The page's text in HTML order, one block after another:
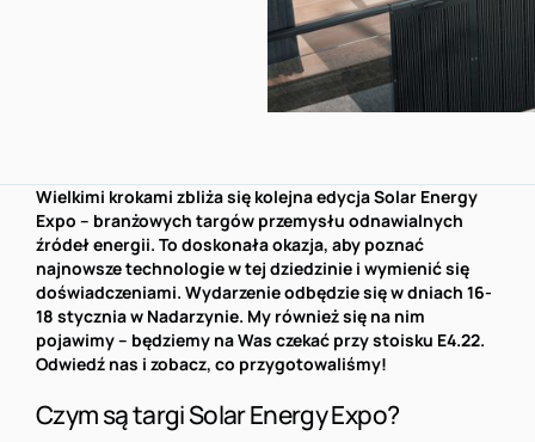
Wielkimi krokami zbliża się kolejna edycja Solar Energy
Expo – branżowych targów przemysłu odnawialnych
źródeł energii. To doskonała okazja, aby poznać
najnowsze technologie w tej dziedzinie i wymienić się
doświadczeniami. Wydarzenie odbędzie się w dniach 16-
18 stycznia w Nadarzynie. My również się na nim
pojawimy – będziemy na Was czekać przy stoisku E4.22.
Odwiedź nas i zobacz, co przygotowaliśmy!
Czym są targi Solar Energy Expo?